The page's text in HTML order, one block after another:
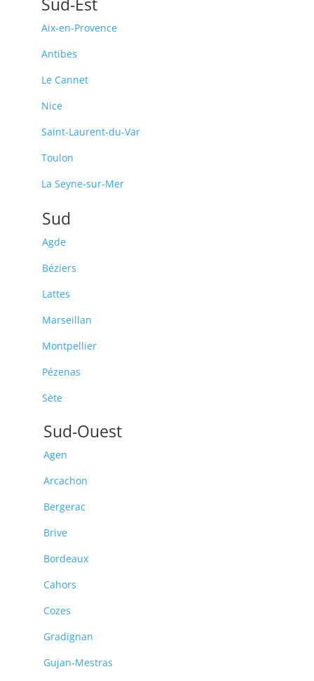
Sud-Est
Aix-en-Provence
Antibes
Le Cannet
Nice
Saint-Laurent-du-Var
Toulon
La Seyne-sur-Mer
Sud
Agde
Béziers
Lattes
Marseillan
Montpellier
Pézenas
Sète
Sud-Ouest
Agen
Arcachon
Bergerac
Brive
Bordeaux
Cahors
Cozes
Gradignan
Gujan-Mestras